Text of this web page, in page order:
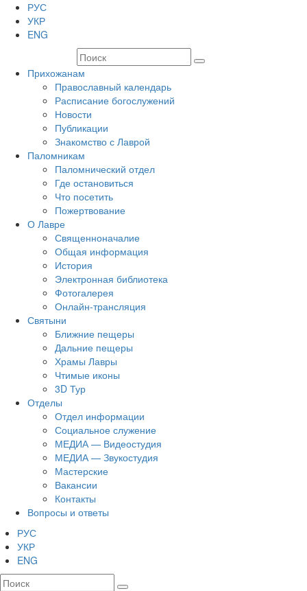
РУС
УКР
ENG
Прихожанам
Православный календарь
Расписание богослужений
Новости
Публикации
Знакомство с Лаврой
Паломникам
Паломнический отдел
Где остановиться
Что посетить
Пожертвование
О Лавре
Священноначалие
Общая информация
История
Электронная библиотека
Фотогалерея
Онлайн-трансляция
Святыни
Ближние пещеры
Дальние пещеры
Храмы Лавры
Чтимые иконы
3D Тур
Отделы
Отдел информации
Социальное служение
МЕДИА — Видеостудия
МЕДИА — Звукостудия
Мастерские
Вакансии
Контакты
Вопросы и ответы
РУС
УКР
ENG